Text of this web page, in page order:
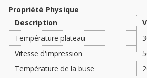
Propriété Physique
Description
Température plateau
Vitesse d'impression
Température de la buse